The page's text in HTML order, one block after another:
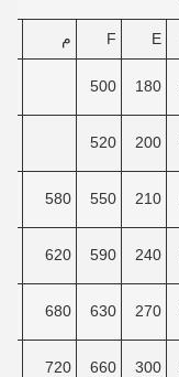
E
F م
180
500
200
520
210
550
580
240
590
620
270
630
680
300
660
720